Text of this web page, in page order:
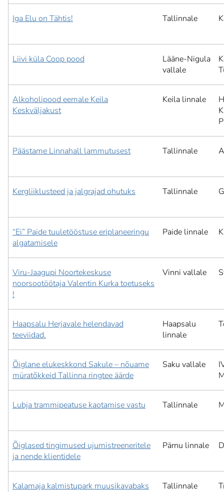
Iga Elu on Tähtis! Tallinnale
Liivi küla Coop pood
Lääne-Nigula
vallale
Alkoholipood eemale Keila
Keskväljakust
Keila linnale
Päästame Linnahall lammutusest Tallinnale
Kergliiklusteed ja jalgrajad ohutuks Tallinnale
“Ei” Paide tuuletööstuse eriplaneeringu
algatamisele
Paide linnale
Viru-Jaagupi Noortekeskuse
noorsootöötaja Valentin Kurka toetuseks
!
Vinni vallale
Haapsalu Herjavale helendavad
teeviidad.
Haapsalu
linnale
Õiglane elukeskkond Sakule – nõuame
müratõkkeid Tallinna ringtee äärde
Saku vallale
Lubja trammipeatuse kaotamise vastu Tallinnale
Õiglased tingimused ujumistreeneritele
ja nende klientidele
Pärnu linnale
Kalamaja kalmistupark muusikavabaks Tallinnale